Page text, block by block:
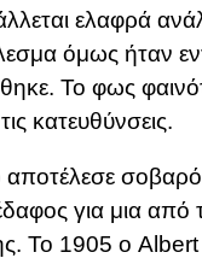
ελαφρά
όμως ήταν
Το φως
κατευθύνσεις.
για μια από
Το 1905 ο